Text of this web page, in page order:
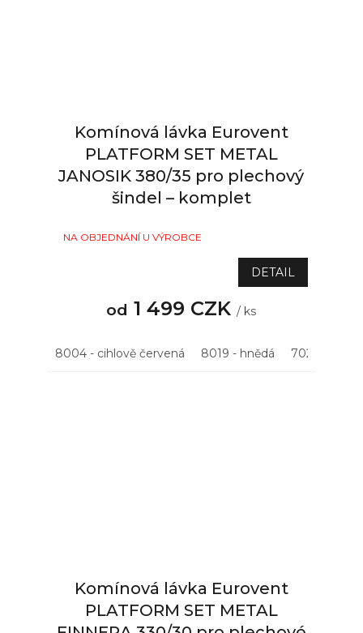
Komínová lávka Eurovent
PLATFORM SET METAL
JANOSIK 380/35 pro plechový
šindel – komplet
NA OBJEDNÁNÍ U VÝROBCE
od 1 499 CZK/ ks
DETAIL
8004 - cihlově červená 8019 - hnědá 7021 -
Komínová lávka Eurovent
PLATFORM SET METAL